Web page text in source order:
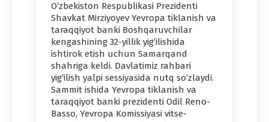
O‘zbekiston Respublikasi Prezidenti
Shavkat Mirziyoyev Yevropa tiklanish va
taraqqiyot banki Boshqaruvchilar
kengashining 32-yillik yig‘ilishida
ishtirok etish uchun Samarqand
shahriga keldi. Davlatimiz rahbari
yig‘ilish yalpi sessiyasida nutq so‘zlaydi.
Sammit ishida Yevropa tiklanish va
taraqqiyot banki prezidenti Odil Reno-
Basso, Yevropa Komissiyasi vitse-